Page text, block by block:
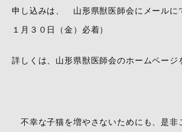
申し込みは、 山形県獣医師会にメールに
１月３０日（金）必着）
詳しくは、山形県獣医師会のホームページ
不幸な子猫を増やさないためにも、是非